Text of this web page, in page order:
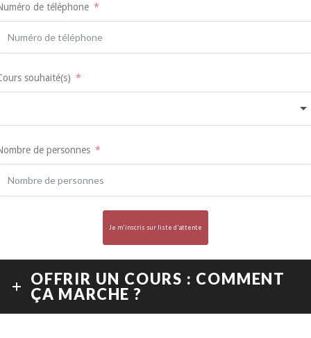
de téléphone
souhaité(s)
de personnes
Je m'inscris sur liste d'attente
OFFRIR UN COURS : COMMENT
ÇA MARCHE ?